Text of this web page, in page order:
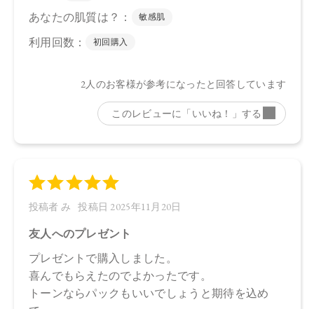
●パッケージのリニューアル等の理由により、成分・処方が記
●予告なくパッケージ仕様が変更になる場合がございます。